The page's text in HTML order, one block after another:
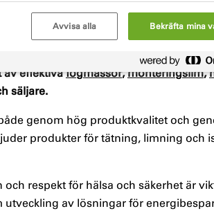
av byggproffs och inom
av effektivafogmassor,monteringslim,
säljare.
genom hög produktkvalitet och
produkter för tätning, limning och
respekt för hälsa och säkerhet är
av lösningar för
Avvisa alla Bekräfta mina